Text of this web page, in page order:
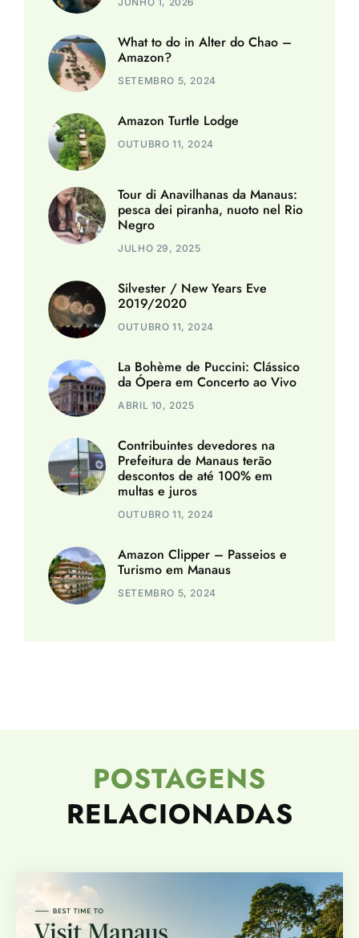
What to do in Alter do Chao –
Amazon?
SETEMBRO 5, 2024
Amazon Turtle Lodge
OUTUBRO 11, 2024
Tour di Anavilhanas da Manaus:
pesca dei piranha, nuoto nel Rio
Negro
JULHO 29, 2025
Silvester / New Years Eve
2019/2020
OUTUBRO 11, 2024
La Bohème de Puccini: Clássico
da Ópera em Concerto ao Vivo
ABRIL 10, 2025
Contribuintes devedores na
Prefeitura de Manaus terão
descontos de até 100% em
multas e juros
OUTUBRO 11, 2024
Amazon Clipper – Passeios e
Turismo em Manaus
SETEMBRO 5, 2024
POSTAGENS
RELACIONADAS